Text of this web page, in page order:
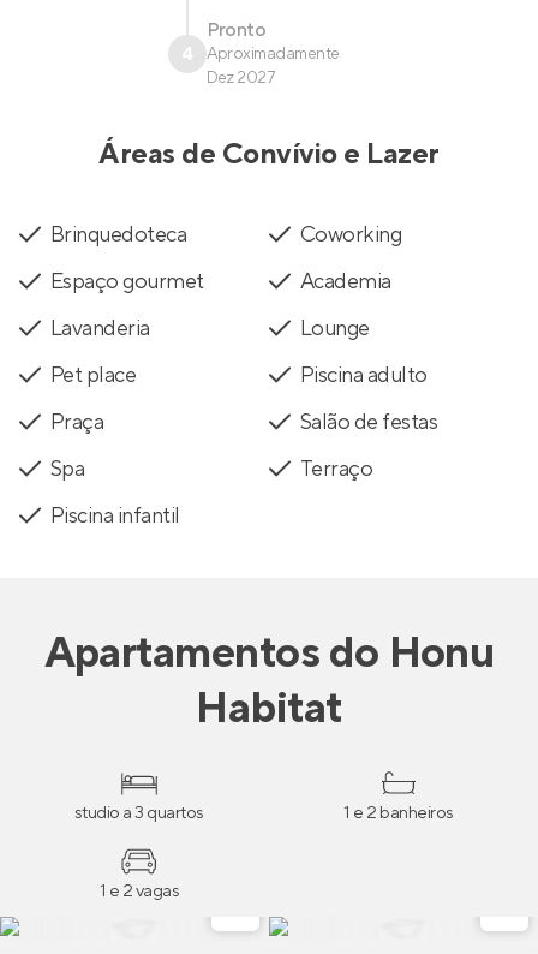
4
Pronto
Aproximadamente
Dez 2027
Áreas de Convívio e Lazer
Brinquedoteca
Coworking
Espaço gourmet
Academia
Lavanderia
Lounge
Pet place
Piscina adulto
Praça
Salão de festas
Spa
Terraço
Piscina infantil
Apartamentosdo Honu
Habitat
studio a 3 quartos 1 e 2 banheiros
1 e 2 vagas